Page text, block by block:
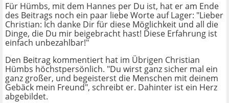
Für Hümbs, mit dem Hannes per Du ist, hat er am Ende
des Beitrags noch ein paar liebe Worte auf Lager: "Lieber
Christian: Ich danke Dir für diese Möglichkeit und all die
Dinge, die Du mir beigebracht hast! Diese Erfahrung ist
einfach unbezahlbar!"
Den Beitrag kommentiert hat im Übrigen Christian
Hümbs höchstpersönlich. "Du wirst ganz sicher mal ein
ganz großer, und begeisterst die Menschen mit deinem
Gebäck mein Freund", schreibt er. Dahinter ist ein Herz
abgebildet.